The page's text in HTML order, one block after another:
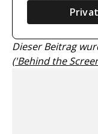
Dieser Beitrag
('Behind the